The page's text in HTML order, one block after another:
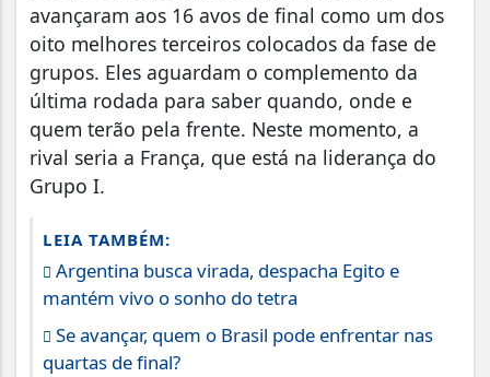
avançaram aos 16 avos de final como um dos
oito melhores terceiros colocados da fase de
grupos. Eles aguardam o complemento da
última rodada para saber quando, onde e
quem terão pela frente. Neste momento, a
rival seria a França, que está na liderança do
Grupo I.
LEIA TAMBÉM:
Argentina busca virada, despacha Egito e
mantém vivo o sonho do tetra
Se avançar, quem o Brasil pode enfrentar nas
quartas de final?